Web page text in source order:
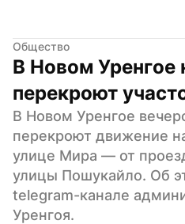
Общество
В Новом Уренгое
перекроют
В Новом Уренгое
перекроют движение
улице Мира — от
улицы Пошукайло. Об
telegram-канале
Уренгоя.